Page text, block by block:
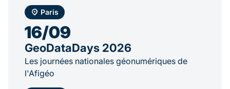
Paris
16/09
GeoDataDays 2026
Les journées nationales géonumériques de
l'Afigéo